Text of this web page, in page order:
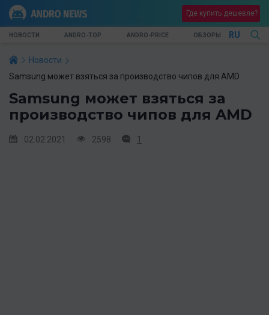
Где купить дешевле?
НОВОСТИ ANDRO-TOP ANDRO-PRICE ОБЗОРЫ RU
Новости
Samsung может взяться за производство чипов для AMD
Samsung может взяться за
производство чипов для AMD
02.02.2021 2598 1